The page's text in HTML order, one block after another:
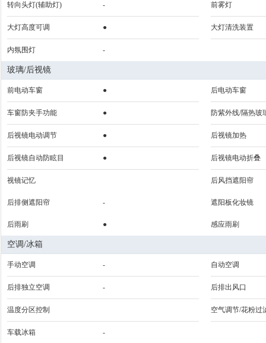
转向头灯(辅助灯) - 前雾灯
大灯高度可调 ● 大灯清洗装置
内氛围灯 -
玻璃/后视镜
前电动车窗 ● 后电动车窗
车窗防夹手功能 ● 防紫外线/隔热玻
后视镜电动调节 ● 后视镜加热
后视镜自动防眩目 ● 后视镜电动折叠
视镜记忆 后风挡遮阳帘
后排侧遮阳帘 - 遮阳板化妆镜
后雨刷 ● 感应雨刷
空调/冰箱
手动空调 - 自动空调
后排独立空调 - 后排出风口
温度分区控制 空气调节/花粉过
车载冰箱 -